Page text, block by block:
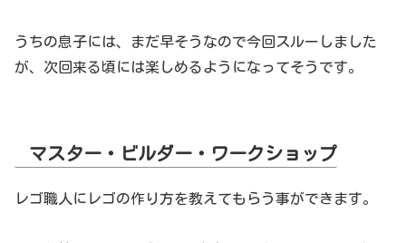
うちの息子には、まだ早そうなので今回スルーしました
が、次回来る頃には楽しめるようになってそうです。
マスター・ビルダー・ワークショップ
レゴ職人にレゴの作り方を教えてもらう事ができます。